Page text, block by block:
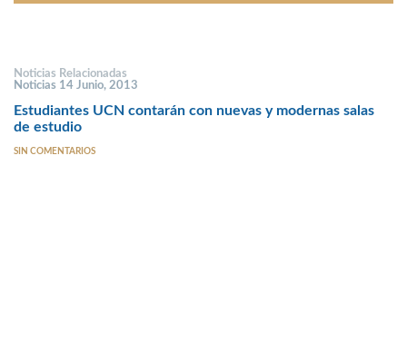
Noticias Relacionadas
Noticias 14 Junio, 2013
Estudiantes UCN contarán con nuevas y modernas salas
de estudio
SIN COMENTARIOS